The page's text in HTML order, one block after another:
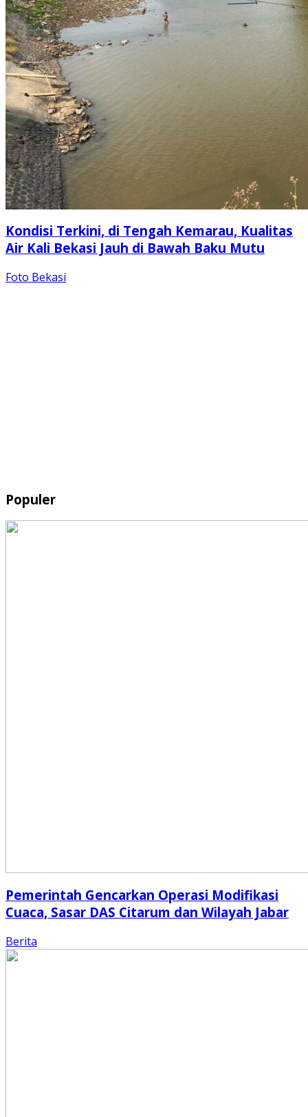
Kondisi Terkini, di Tengah Kemarau, Kualitas
Air Kali Bekasi Jauh di Bawah Baku Mutu
Foto Bekasi
Populer
Pemerintah Gencarkan Operasi Modifikasi
Cuaca, Sasar DAS Citarum dan Wilayah Jabar
Berita